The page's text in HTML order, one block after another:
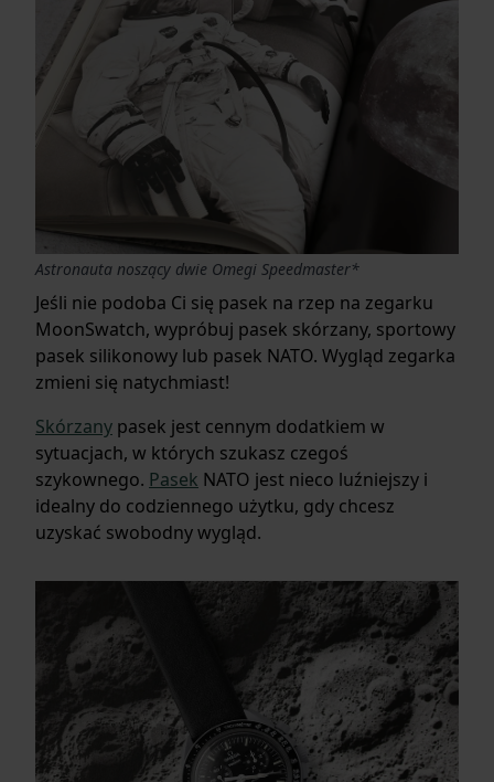
Astronauta noszący dwie Omegi Speedmaster*
Jeśli nie podoba Ci się pasek na rzep na zegarku
MoonSwatch, wypróbuj pasek skórzany, sportowy
pasek silikonowy lub pasek NATO. Wygląd zegarka
zmieni się natychmiast!
Skórzany pasek jest cennym dodatkiem w
sytuacjach, w których szukasz czegoś
szykownego. Pasek NATO jest nieco luźniejszy i
idealny do codziennego użytku, gdy chcesz
uzyskać swobodny wygląd.